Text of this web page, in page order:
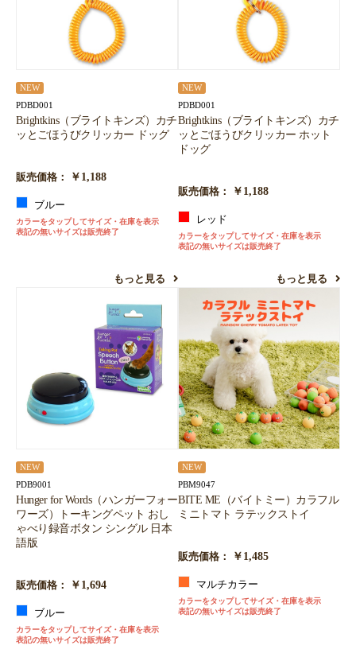
NEW
PDBD001
Brightkins（ブライトキンズ）カチ
ッとごほうびクリッカー ドッグ
販売価格： ￥1,188
ブルー
カラーをタップしてサイズ・在庫を表示
表記の無いサイズは販売終了
もっと見る
NEW
PDBD001
Brightkins（ブライトキンズ）カチ
ッとごほうびクリッカー ホット
ドッグ
販売価格： ￥1,188
レッド
カラーをタップしてサイズ・在庫を表示
表記の無いサイズは販売終了
もっと見る
NEW
PDB9001
Hunger for Words（ハンガーフォー
ワーズ）トーキングペット おし
ゃべり録音ボタン シングル 日本
語版
販売価格： ￥1,694
ブルー
カラーをタップしてサイズ・在庫を表示
表記の無いサイズは販売終了
NEW
PBM9047
BITE ME（バイトミー）カラフル
ミニトマト ラテックストイ
販売価格： ￥1,485
マルチカラー
カラーをタップしてサイズ・在庫を表示
表記の無いサイズは販売終了